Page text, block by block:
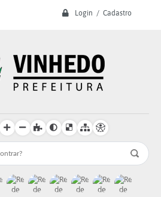
Login / Cadastro